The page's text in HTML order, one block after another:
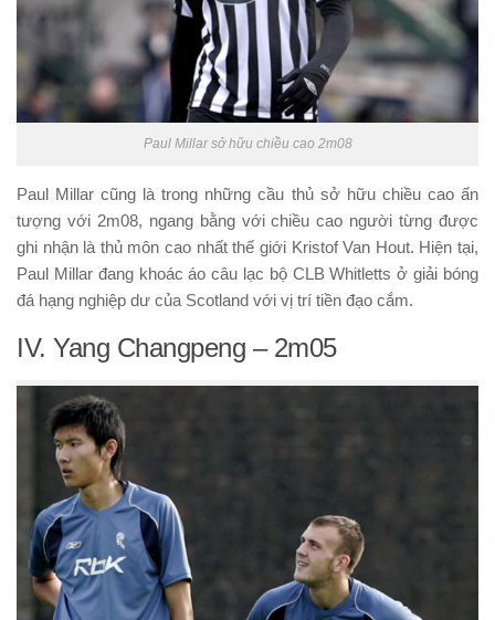
Paul Millar sở hữu chiều cao 2m08
Paul Millar cũng là trong những cầu thủ sở hữu chiều cao ấn
tượng với 2m08, ngang bằng với chiều cao người từng được
ghi nhận là thủ môn cao nhất thế giới Kristof Van Hout. Hiện tại,
Paul Millar đang khoác áo câu lạc bộ CLB Whitletts ở giải bóng
đá hạng nghiệp dư của Scotland với vị trí tiền đạo cắm.
IV. Yang Changpeng – 2m05